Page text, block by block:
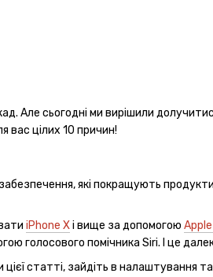
Але сьогодні ми вирішили
вас цілих 10 причин!
які покращують
iPhone Xі вище за допомогою
голосового помічника Siri. І це
статті, зайдіть в налаштування